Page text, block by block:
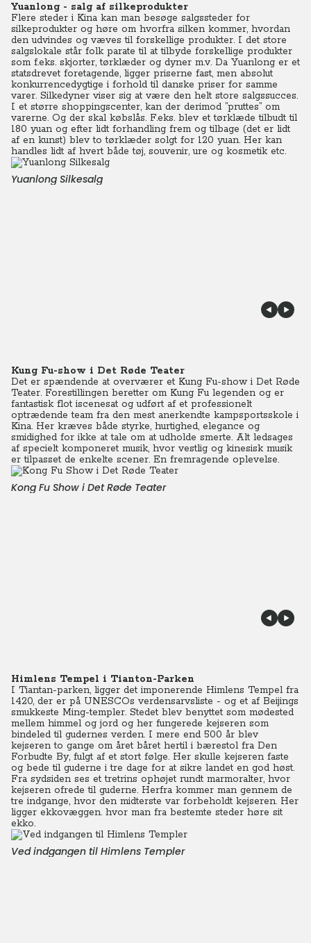
Yuanlong - salg af silkeprodukter
Flere steder i Kina kan man besøge salgssteder for
silkeprodukter og høre om hvorfra silken kommer, hvordan
den udvindes og væves til forskellige produkter. I det store
salgslokale står folk parate til at tilbyde forskellige produkter
som f.eks. skjorter, tørklæder og dyner m.v. Da Yuanlong er et
statsdrevet foretagende, ligger priserne fast, men absolut
konkurrencedygtige i forhold til danske priser for samme
varer. Silkedyner viser sig at være den helt store salgssucces.
I et større shoppingscenter, kan der derimod ”pruttes” om
varerne. Og der skal købslås. F.eks. blev et tørklæde tilbudt til
180 yuan og efter lidt forhandling frem og tilbage (det er lidt
af en kunst) blev to tørklæder solgt for 120 yuan. Her kan
handles lidt af hvert både tøj, souvenir, ure og kosmetik etc.
Yuanlong Silkesalg
Kung Fu-show i Det Røde Teater
Det er spændende at overværer et Kung Fu-show i Det Røde
Teater. Forestillingen beretter om Kung Fu legenden og er
fantastisk flot iscenesat og udført af et professionelt
optrædende team fra den mest anerkendte kampsportsskole i
Kina. Her kræves både styrke, hurtighed, elegance og
smidighed for ikke at tale om at udholde smerte. Alt ledsages
af specielt komponeret musik, hvor vestlig og kinesisk musik
er tilpasset de enkelte scener. En fremragende oplevelse.
Kong Fu Show i Det Røde Teater
Himlens Tempel i Tianton-Parken
I Tiantan-parken, ligger det imponerende Himlens Tempel fra
1420, der er på UNESCOs verdensarvsliste - og et af Beijings
smukkeste Ming-templer. Stedet blev benyttet som mødested
mellem himmel og jord og her fungerede kejseren som
bindeled til gudernes verden. I mere end 500 år blev
kejseren to gange om året båret hertil i bærestol fra Den
Forbudte By, fulgt af et stort følge. Her skulle kejseren faste
og bede til guderne i tre dage for at sikre landet en god høst.
Fra sydsiden ses et tretrins ophøjet rundt marmoralter, hvor
kejseren ofrede til guderne. Herfra kommer man gennem de
tre indgange, hvor den midterste var forbeholdt kejseren. Her
ligger ekkovæggen. hvor man fra bestemte steder høre sit
ekko.
Ved indgangen til Himlens Templer